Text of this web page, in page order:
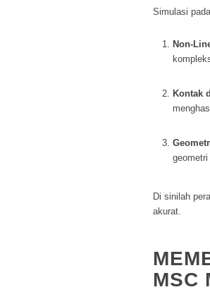
Simulasi
Non-
Kontak
Di sinilah
akurat.
MSC